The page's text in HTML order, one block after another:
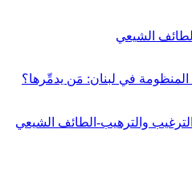
الشيعي
في لبنان: مَن يدمِّرها؟